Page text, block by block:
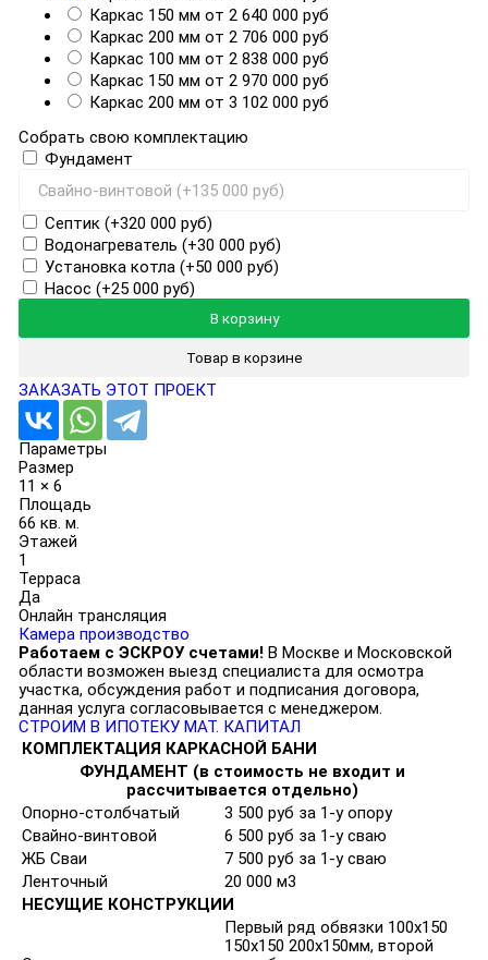
Каркас 150 мм от 2 640 000 руб
Каркас 200 мм от 2 706 000 руб
Каркас 100 мм от 2 838 000 руб
Каркас 150 мм от 2 970 000 руб
Каркас 200 мм от 3 102 000 руб
Собрать свою комплектацию
Фундамент
Септик (+320 000 руб)
Водонагреватель (+30 000 руб)
Установка котла (+50 000 руб)
Насос (+25 000 руб)
Добавляется...
В корзину
Добавлен
Товар в корзине
ЗАКАЗАТЬ ЭТОТ ПРОЕКТ
Параметры
Размер
11 × 6
Площадь
66 кв. м.
Этажей
1
Терраса
Да
Онлайн трансляция
Камера производство
Работаем с ЭСКРОУ счетами!В Москве и Московской
области возможен выезд специалиста для осмотра
участка, обсуждения работ и подписания договора,
данная услуга согласовывается с менеджером.
СТРОИМ В ИПОТЕКУ МАТ. КАПИТАЛ
КОМПЛЕКТАЦИЯ КАРКАСНОЙ БАНИ
ФУНДАМЕНТ (в стоимость не входит и
рассчитывается отдельно)
Опорно-столбчатый
3 500 руб за 1-у опору
Свайно-винтовой
6 500 руб за 1-у сваю
ЖБ Сваи
7 500 руб за 1-у сваю
Ленточный
20 000 м3
НЕСУЩИЕ КОНСТРУКЦИИ
Первый ряд обвязки 100х150
150х150 200х150мм, второй